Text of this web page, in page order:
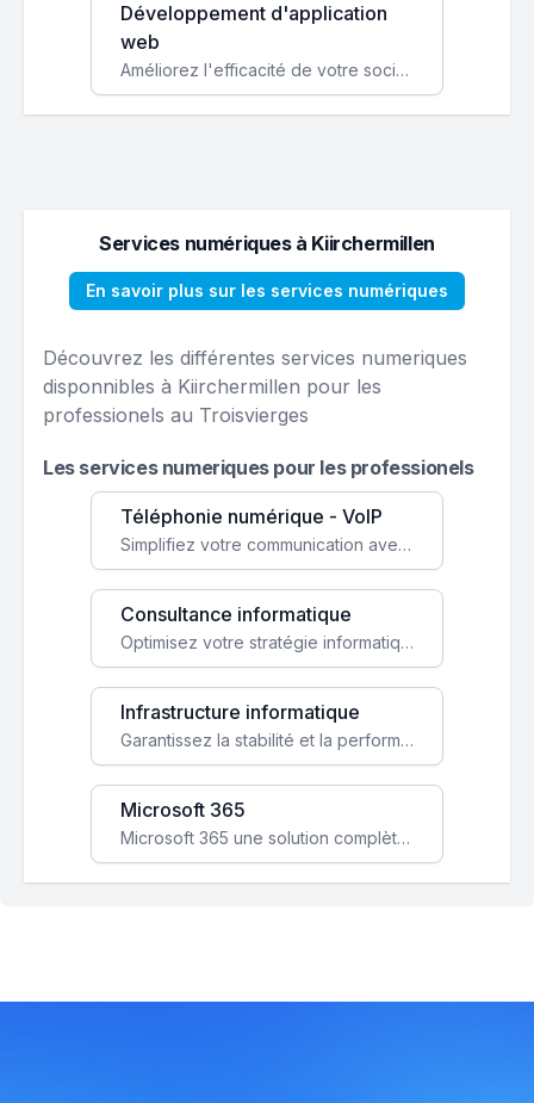
Développement d'application
web
Améliorez l'efficacité de votre société avec une application web personnalisée accessible partout et tout le temps.
Services numériques à Kiirchermillen
En savoir plus sur les services numériques
Découvrez les différentes services numeriques
disponnibles à Kiirchermillen pour les
professionels au Troisvierges
Les services numeriques pour les professionels
Téléphonie numérique - VoIP
Simplifiez votre communication avec une solution VoIP flexible, économique et adaptée à vos besoins professionnels.
Consultance informatique
Optimisez votre stratégie informatique avec l'expertise de nos consultants pour améliorer votre efficacité et sécurité.
Infrastructure informatique
Garantissez la stabilité et la performance de votre entreprise avec une infrastructure IT sécurisée et évolutive.
Microsoft 365
Microsoft 365 une solution complète qui booste votre productivité, renforce la sécurité de vos données et facilite la collaboration.